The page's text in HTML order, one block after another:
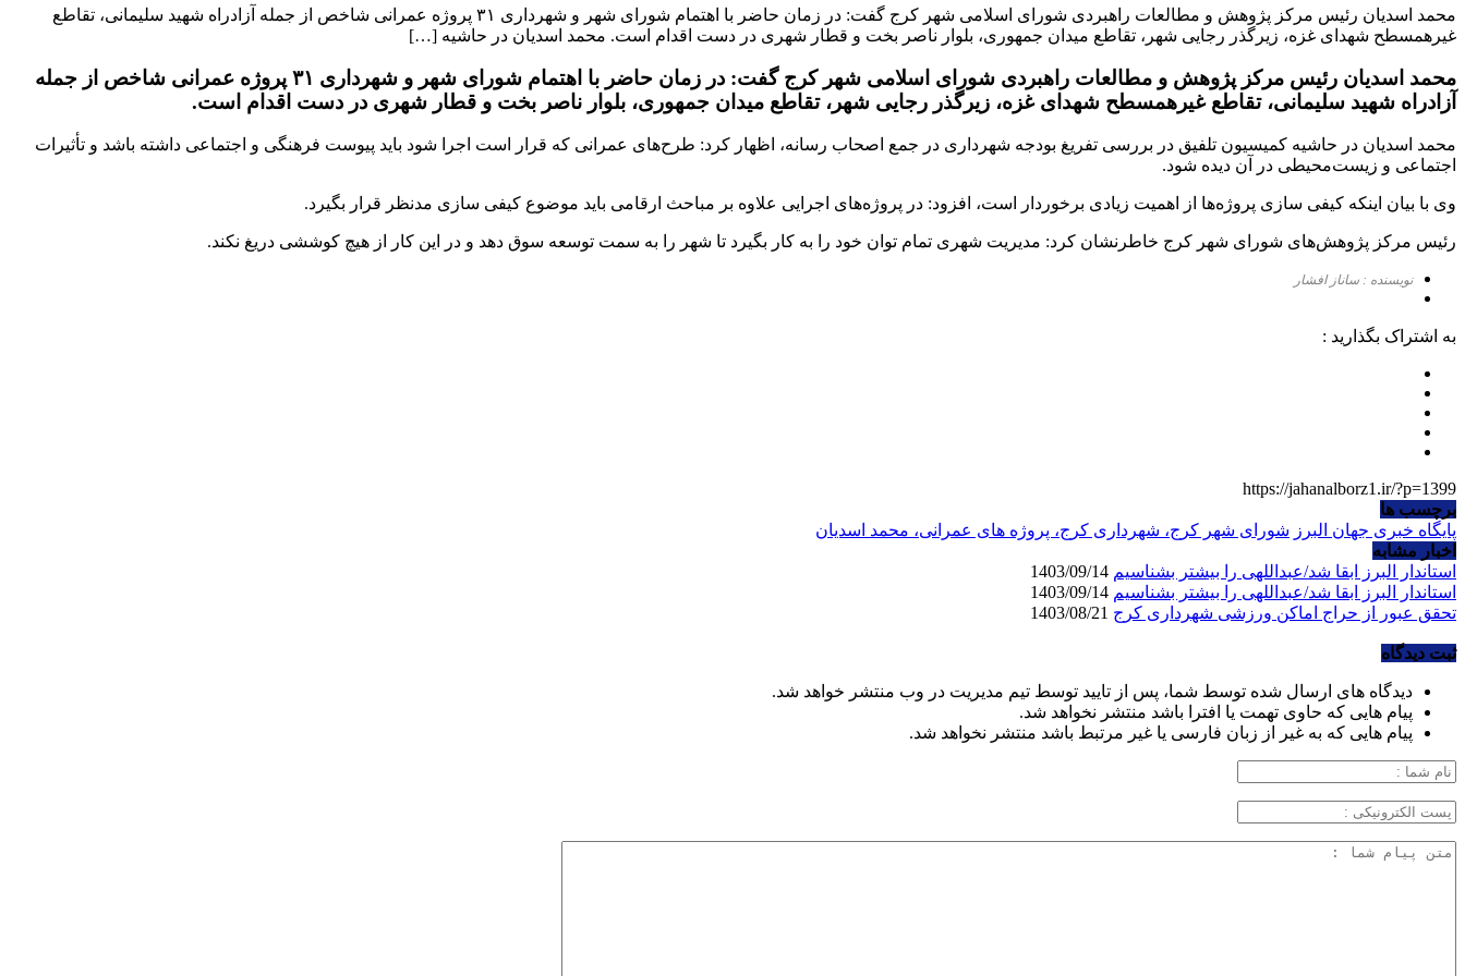
محمد اسدیان رئیس مرکز پژوهش و مطالعات راهبردی شورای اسلامی شهر کرج گفت: در زمان حاضر با اهتمام شورای شهر و شهرداری ۳۱ پروژه عمرانی شاخص از جمله آزادراه شهید سلیمانی، تقاطع
غیرهمسطح شهدای غزه، زیرگذر رجایی شهر، تقاطع میدان جمهوری، بلوار ناصر بخت و قطار شهری در دست اقدام است. محمد اسدیان در حاشیه […]
محمد اسدیان رئیس مرکز پژوهش و مطالعات راهبردی شورای اسلامی شهر کرج گفت: در زمان حاضر با اهتمام شورای شهر و شهرداری ۳۱ پروژه عمرانی شاخص از جمله
آزادراه شهید سلیمانی، تقاطع غیرهمسطح شهدای غزه، زیرگذر رجایی شهر، تقاطع میدان جمهوری، بلوار ناصر بخت و قطار شهری در دست اقدام است.
محمد اسدیان در حاشیه کمیسیون تلفیق در بررسی تفریغ بودجه شهرداری در جمع اصحاب رسانه، اظهار کرد: طرح‌های عمرانی که قرار است اجرا شود باید پیوست فرهنگی و اجتماعی داشته باشد و تأثیرات
اجتماعی و زیست‌محیطی در آن دیده شود.
وی با بیان اینکه کیفی سازی پروژه‌ها از اهمیت زیادی برخوردار است، افزود: در پروژه‌های اجرایی علاوه بر مباحث ارقامی باید موضوع کیفی سازی مدنظر قرار بگیرد.
رئیس مرکز پژوهش‌های شورای شهر کرج خاطرنشان کرد: مدیریت شهری تمام توان خود را به کار بگیرد تا شهر را به سمت توسعه سوق دهد و در این کار از هیچ کوششی دریغ نکند.
نویسنده : ساناز افشار
به اشتراک بگذارید :
https://jahanalborz1.ir/?p=1399
برچسب ها
پایگاه خبری جهان البرز شورای شهر کرج، شهرداری کرج، پروژه های عمرانی، محمد اسدیان
اخبار مشابه
استاندار البرز ابقا شد/عبداللهی را بیشتر بشناسیم
استاندار البرز ابقا شد/عبداللهی را بیشتر بشناسیم
تحقق عبور از حراج اماکن ورزشی شهرداری کرج
ثبت دیدگاه
دیدگاه های ارسال شده توسط شما، پس از تایید توسط تیم مدیریت در وب منتشر خواهد شد.
پیام هایی که حاوی تهمت یا افترا باشد منتشر نخواهد شد.
پیام هایی که به غیر از زبان فارسی یا غیر مرتبط باشد منتشر نخواهد شد.